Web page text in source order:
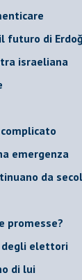
futuro di
israeliana
emergenza
da
promesse?
degli elettori
di lui